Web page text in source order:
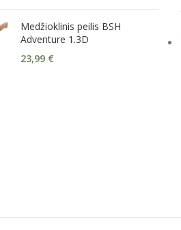
Medžioklinis peilis BSH
Adventure 1.3D
23,99 €